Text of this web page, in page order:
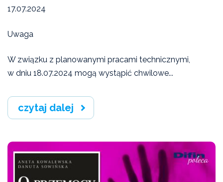
17.07.2024
Uwaga
W związku z planowanymi pracami technicznymi,
w dniu 18.07.2024 mogą wystąpić chwilowe...
czytaj dalej